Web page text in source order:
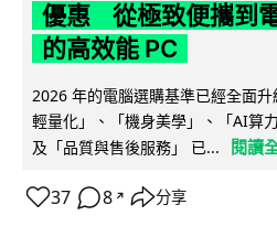
優惠 從極致便攜到
的高效能 PC
2026 年的電腦選購基準已經全面
輕量化」、「機身美學」、「AI算
及「品質與售後服務」 已...
閱讀
37 8 ↗ 分享